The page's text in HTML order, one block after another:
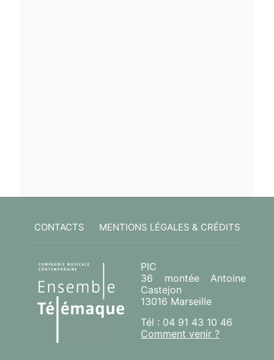
CONTACTS MENTIONS LÉGALES & CRÉDITS
PIC
36 montée Antoine
Castejon
13016 Marseille
Tél : 04 91 43 10 46
Comment venir ?